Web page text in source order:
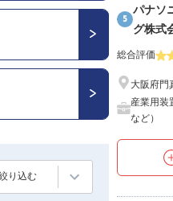
り込む
5
パナソ
グ株式
総合評価
大阪府門
産業用装
など）